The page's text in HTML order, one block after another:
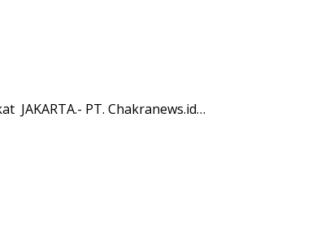
JAKARTA.- PT. Chakranews.id…